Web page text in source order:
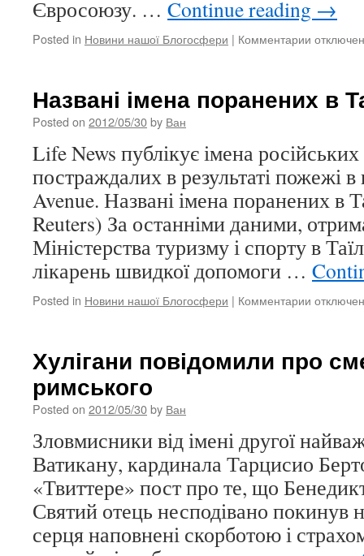
Євросоюзу. … Continue reading →
Posted in Новини нашої Блогосфери | Комментарии к
в
Європі
Названі імена поранених в
Posted on 2012/05/30by Ван
Life News публікує імена російських
постраждалих в результаті пожежі в
Avenue. Названі імена поранених в
Reuters) За останніми даними,
Міністерства туризму і спорту в
лікарень швидкої допомоги …
Posted in Новини нашої Блогосфери | Комментарии к
Хулігани повідомили про
римського
Posted on 2012/05/30by Ван
Зловмисники від імені другої
Ватикану, кардинала Тарцисио
«Твиттере» пост про те, що
Святий отець несподівано покинув
серця наповнені скорботою і